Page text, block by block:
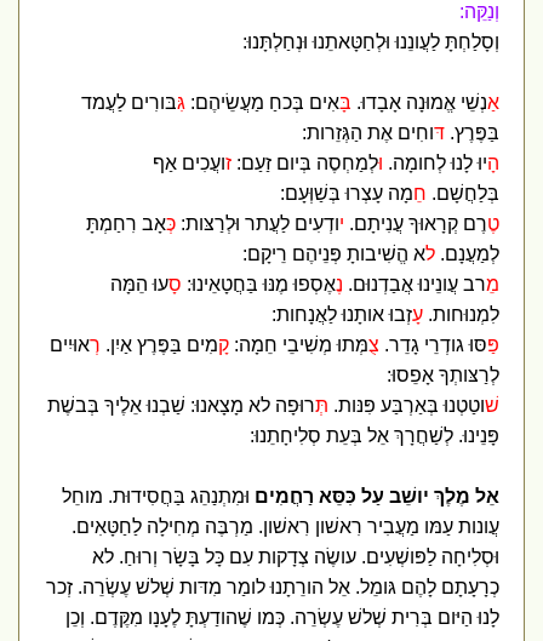
וְנַקֵּה:
וְסָלַחְתָּ לַעֲונֵנוּ וּלְחַטָּאתֵנוּ וּנְחַלְתָּנוּ:
ַנְשֵׁי אֱמוּנָה אָבָדוּ.ב ָּאִים בְּכחַ מַעֲשֵׂיהֶם:גִּבּורִים לַעֲמד
בַּפֶּרֶץ.דּוחִים אֶת הַגְּזֵרות:
ָיוּ לָנוּ לְחומָה.וּלְמַחְסֶה בְּיום זַעַם:זועֲכִים אַף
בְּלַחֲשָׁם.חֵ מָה עָצְרוּ בְּשַׁוְּעָם:
ֶרֶם קְרָאוּךָ עֲנִיתָם.יודְעִים לַעֲתר וּלְרַצּות:כְּאָב רִחַמְתָּ
לְמַעֲנָם.לא הֱשִׁיבותָ פְּנֵיהֶם רֵיקָם:
ֵרב עֲונֵינוּ אֲבַדְנוּם.נֶאֶסְפוּ מֶנּוּ בַּחֲטָאֵינוּ:ס ָעוּ הֵמָּה
לִמְנוּחות.עָזְבוּ אותָנוּ לַאֲנָחות:
סּוּ גודְרֵי גָדֵר.צֻמְּתוּ מְשִׁיבֵי חֵמָה:קָמִים בַּפֶּרֶץ אַיִן.רְאוּיִים
לְרַצּותְךָ אָפֵסוּ:
ׁוטַטְנוּ בְּאַרְבַּע פִּנּות.ת ְּרוּפָה לא מָצָאנוּ: שַׁבְנוּ אֵלֶיךָ בְּבשֶׁת
פָּנֵינוּ. לְשַׁחֲרָךְ אֵל בְּעֵת סְלִיחָתֵנוּ:
אֵל מֶלֶךְ יושֵׁב עַל כִּסֵּא רַחֲמִיםוּמִתְנַהֵג בַּחֲסִידוּת. מוחֵל
עֲונות עַמּו מַעֲבִיר רִאשׁון רִאשׁון. מַרְבֶּה מְחִילָה לַחַטָּאִים.
וּסְלִיחָה לַפּושְׁעִים. עושֶׂה צְדָקות עִם כָּל בָּשָׂר וְרוּחַ. לא
כְרָעָתָם לָהֶם גּומֵל. אֵל הורֵתָנוּ לומַר מִדּות שְׁלשׁ עֶשְׂרֵה. זְכר
לָנוּ הַיּום בְּרִית שְׁלשׁ עֶשְׂרֵה. כְּמו שֶׁהודַעְתָּ לֶעָנָו מִקֶּדֶם. וְכֵן